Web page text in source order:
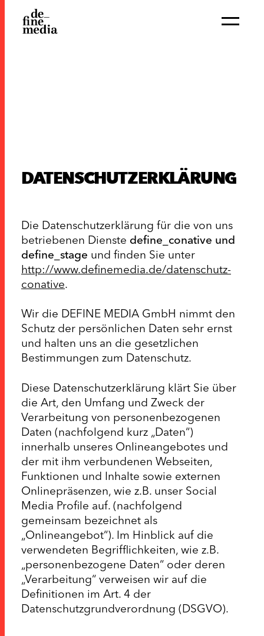
DATENSCHUTZERKLÄRUNG
Die Datenschutzerklärung für die von uns
betriebenen Dienste define_conative und
define_stage und finden Sie unter
http://www.definemedia.de/datenschutz-
conative.
Wir die DEFINE MEDIA GmbH nimmt den
Schutz der persönlichen Daten sehr ernst
und halten uns an die gesetzlichen
Bestimmungen zum Datenschutz.
Diese Datenschutzerklärung klärt Sie über
die Art, den Umfang und Zweck der
Verarbeitung von personenbezogenen
Daten (nachfolgend kurz „Daten“)
innerhalb unseres Onlineangebotes und
der mit ihm verbundenen Webseiten,
Funktionen und Inhalte sowie externen
Onlinepräsenzen, wie z.B. unser Social
Media Profile auf. (nachfolgend
gemeinsam bezeichnet als
„Onlineangebot“). Im Hinblick auf die
verwendeten Begrifflichkeiten, wie z.B.
„personenbezogene Daten“ oder deren
„Verarbeitung“ verweisen wir auf die
Definitionen im Art. 4 der
Datenschutzgrundverordnung (DSGVO).